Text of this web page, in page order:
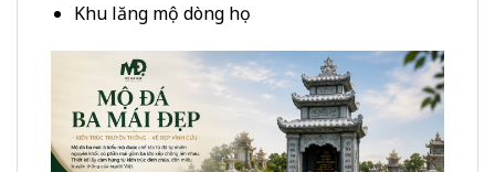
Khu lăng mộ dòng họ